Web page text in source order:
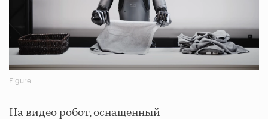
Figure
На видео робот, оснащенный